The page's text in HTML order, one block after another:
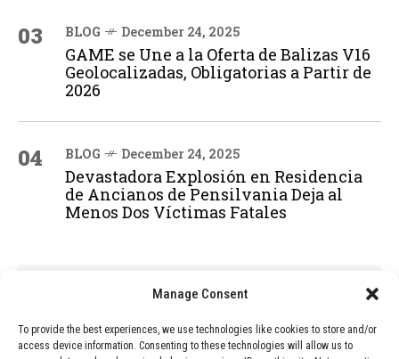
Manage Consent
To provide the best experiences, we use technologies like cookies to store and/or
access device information. Consenting to these technologies will allow us to
03 BLOG December 24, 2025
GAME se Une a la Oferta de Balizas V16
Geolocalizadas, Obligatorias a Partir de
2026
04 BLOG December 24, 2025
Devastadora Explosión en Residencia
de Ancianos de Pensilvania Deja al
Menos Dos Víctimas Fatales